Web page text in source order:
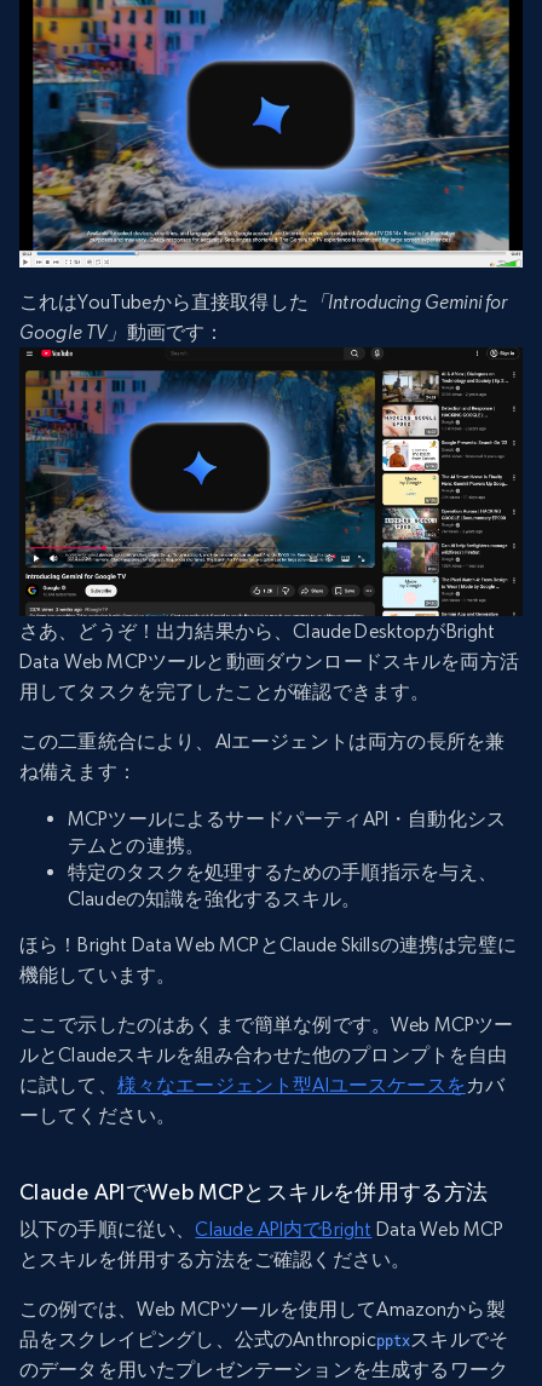
これはYouTubeから直接取得した 「Introducing Gemini for
Google TV」 動画です：
さあ、どうぞ！出力結果から、Claude DesktopがBright
Data Web MCPツールと動画ダウンロードスキルを両方活
用してタスクを完了したことが確認できます。
この二重統合により、AIエージェントは両方の長所を兼
ね備えます：
MCPツールによるサードパーティAPI・自動化シス
テムとの連携。
特定のタスクを処理するための手順指示を与え、
Claudeの知識を強化するスキル。
ほら！Bright Data Web MCPとClaude Skillsの連携は完璧に
機能しています。
ここで示したのはあくまで簡単な例です。Web MCPツー
ルとClaudeスキルを組み合わせた他のプロンプトを自由
に試して、 様々なエージェント型AIユースケースをカバ
ーしてください。
Claude APIでWeb MCPとスキルを併用する方法
以下の手順に従い、Claude API内でBright Data Web MCP
とスキルを併用する方法をご確認ください。
この例では、Web MCPツールを使用してAmazonから製
品をスクレイピングし、公式のAnthropicpptxスキルでそ
のデータを用いたプレゼンテーションを生成するワーク